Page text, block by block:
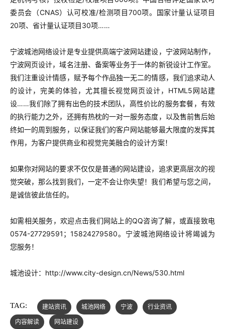
委员会（CNAS）认可校准/检测项目700项。国家计量认证项目
20项、省计量认证项目30项……
宁波城池网络设计是专业提供高端宁波网站建设，宁波网站制作，
宁波网页设计，域名注册、备案等业务于一体的新锐设计工作室。
我们注重设计情感，赋予每个作品独一无二的情感，我们追求动人
的设计，完美的体验，尤其擅长视觉网页设计，HTML5网站建
设……我们除了拥有出色的技术团队，高性价比的服务套餐，有效
的执行能力之外，还拥有热枕的一对一服务态度，以及售前售后始
终如一的周到服务，以保证我们的客户网站能够最大限度的发挥其
作用，为客户提供商业和视觉完美融合的设计方案！
如果你对网站的要求不仅仅是普通的网站建设，追求更高层次的视
觉突破，那么找到我们，一定不会让你失望！我们希望与您之间，
是诚信彼此信任的。
如需相关服务，欢迎点击我们网站上的QQ咨询了解，或直接致电
0574-27729591；15824279580。宁波城池网络设计将竭诚为
您服务！
城池设计： http://www.city-design.cn/News/530.html
TAG: 建站资讯 城池网络 宁波
行业资讯
内容解读
网站建设